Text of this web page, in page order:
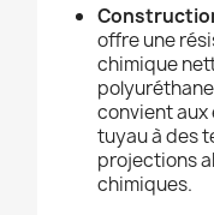
offre une
chimique
convient aux
tuyau à des
projections
chimiques.